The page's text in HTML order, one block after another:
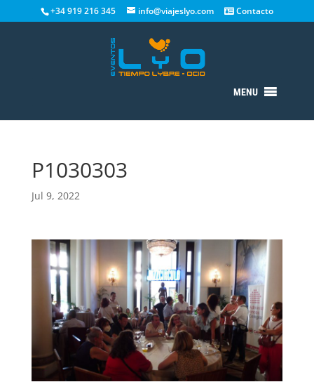
+34 919 216 345 info@viajeslyo.com Contacto
MENU
P1030303
Jul 9, 2022